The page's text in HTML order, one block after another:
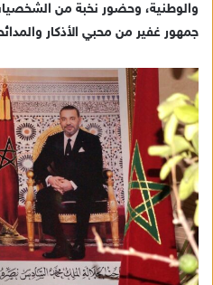
إ
ل
ت
ر
و
ن
ي
ا
والوطنية، وحضور نخبة من
جمهور غفير من محبي الأذكار